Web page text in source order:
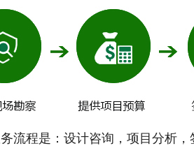
程是：设计咨询，项目分析，